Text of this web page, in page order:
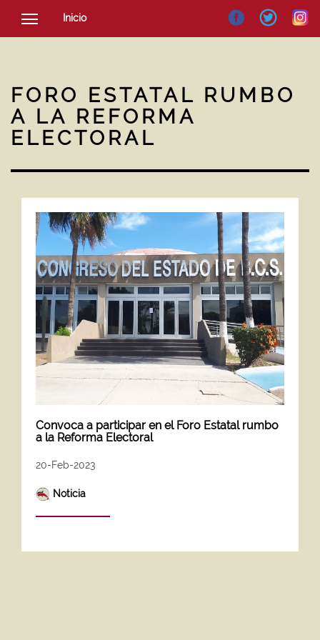
Inicio
SOCIEDAD
NOTICIAS
FORO ESTATAL RUMBO
A LA REFORMA
ELECTORAL
Convoca a participar en el Foro Estatal rumbo
a la Reforma Electoral
20-Feb-2023
Noticia